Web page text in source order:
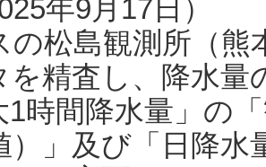
年9月17日）
の松島観測所（熊
を精査し、降水
1時間降水量」の
）」及び「日降